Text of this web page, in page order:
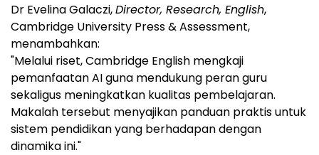
Dr Evelina Galaczi,Director, Research, English,
Cambridge University Press & Assessment,
menambahkan:
"Melalui riset, Cambridge English mengkaji
pemanfaatan AI guna mendukung peran guru
sekaligus meningkatkan kualitas pembelajaran.
Makalah tersebut menyajikan panduan praktis untuk
sistem pendidikan yang berhadapan dengan
dinamika ini."